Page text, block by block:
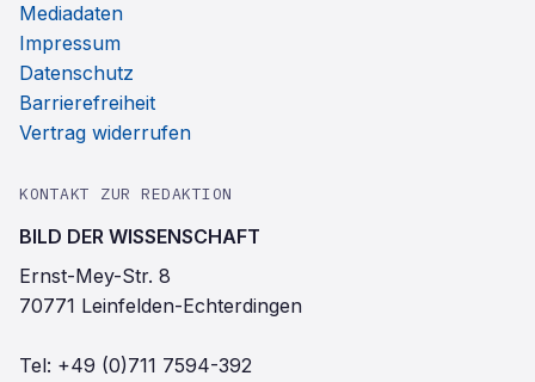
Mediadaten
Impressum
Datenschutz
Barrierefreiheit
Vertrag widerrufen
KONTAKT ZUR REDAKTION
BILD DER WISSENSCHAFT
Ernst-Mey-Str. 8
70771 Leinfelden-Echterdingen
Tel: +49 (0)711 7594-392